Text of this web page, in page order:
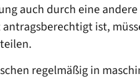
auch durch eine
ist,
regelmäßig in